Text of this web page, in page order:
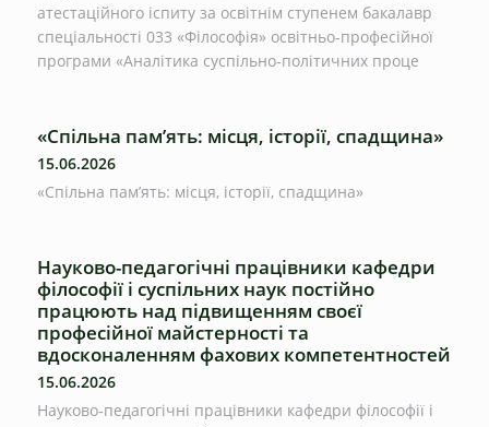
атестаційного іспиту за освітнім ступенем бакалавр
спеціальності 033 «Філософія» освітньо-професійної
програми «Аналітика суспільно-політичних проце
«Спільна пам’ять: місця, історії, спадщина»
15.06.2026
«Спільна пам’ять: місця, історії, спадщина»
Науково-педагогічні працівники кафедри
філософії і суспільних наук постійно
працюють над підвищенням своєї
професійної майстерності та
вдосконаленням фахових компетентностей
15.06.2026
Науково-педагогічні працівники кафедри філософії і